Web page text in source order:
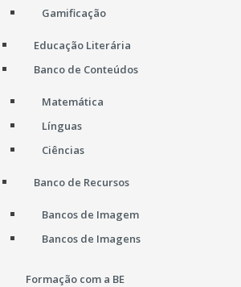
Gamificação
Educação Literária
Banco de Conteúdos
Matemática
Línguas
Ciências
Banco de Recursos
Bancos de Imagem
Bancos de Imagens
Formação com a BE